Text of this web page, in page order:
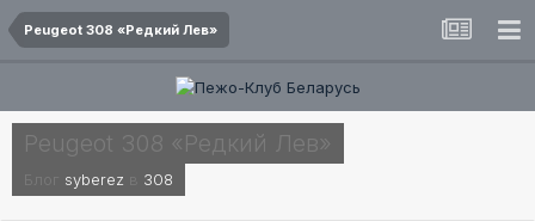
Peugeot 308 «Редкий Лев»
Peugeot 308 «Редкий Лев»
syberez 308